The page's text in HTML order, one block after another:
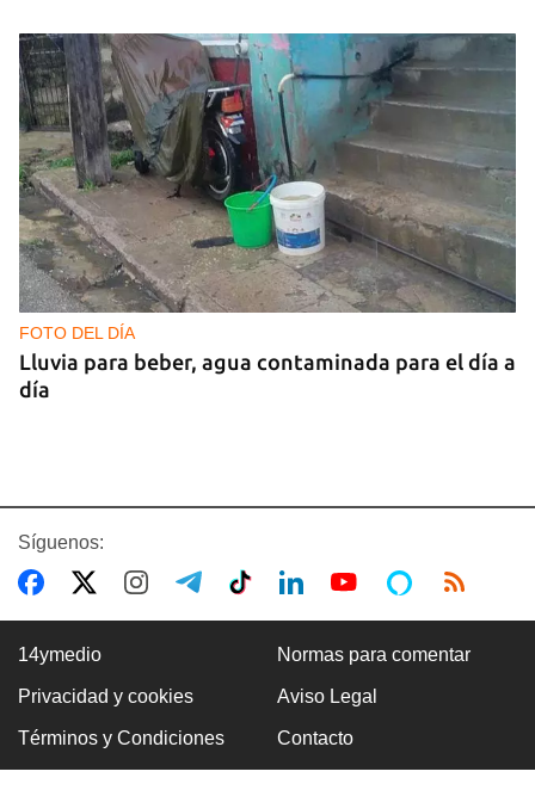
FOTO DEL DÍA
Lluvia para beber, agua contaminada para el día a
día
COMERCIO
La Cuevita, el verdadero mercado mayorista de
Síguenos:
14ymedio Normas para comentar
Privacidad y cookies Aviso Legal
Términos y Condiciones Contacto